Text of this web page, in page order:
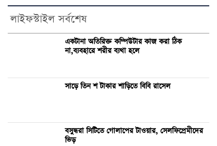
লাইফস্টাইল সর্বশেষ
একটানা অতিরিক্ত কম্পিউটার কাজ করা ঠিক
না,ব্যবহারে শরীর ব্যথা হলে
সাড়ে তিন শ টাকার শাড়িতে বিবি রাসেল
বসুন্ধরা সিটিতে গোলাপের টাওয়ার, সেলফিপ্রেমীদের
ভিড়